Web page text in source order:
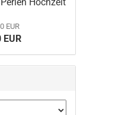
EUR
EUR